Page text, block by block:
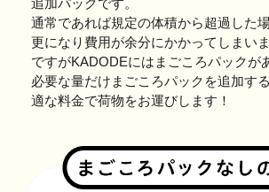
追加パックです。
通常であれば規定の体積から超過した
更になり費用が余分にかかってしまいま
ですがKADODEにはまごころパックが
必要な量だけまごころパックを追加す
適な料金で荷物をお運びします！